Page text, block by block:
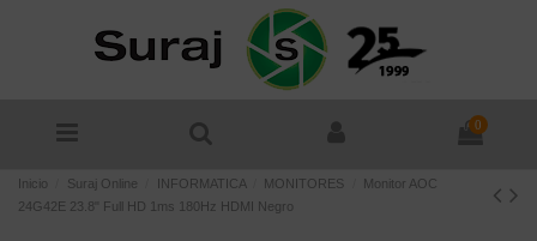
0
Inicio Suraj Online INFORMATICA MONITORES
Monitor AOC
24G42E 23.8" Full HD 1ms 180Hz HDMI Negro